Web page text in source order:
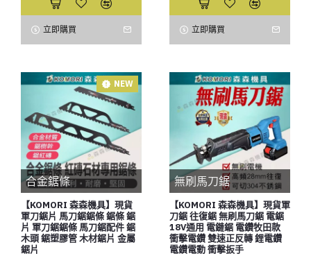
立即購買 立即購買
NEW
合金鋸條
【KOMORI 森森機具】現貨
軍刀鋸片 馬刀鋸鋸條 鋸條 鋸
片 軍刀鋸鋸條 馬刀鋸配件 鋸
木頭 鋸塑膠管 木材鋸片 金屬
鋸片
無刷馬刀鋸
【KOMORI 森森機具】現貨軍
刀鋸 往復鋸 無刷馬刀鋸 電鋸
18V通用 電鏈鋸 電鑽牧田款
衝擊電鑽 雙速正反轉 鋰電鑽
電鑽電動 衝擊扳手